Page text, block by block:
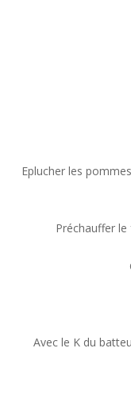
Eplucher les
Préchauffer
Avec le K du